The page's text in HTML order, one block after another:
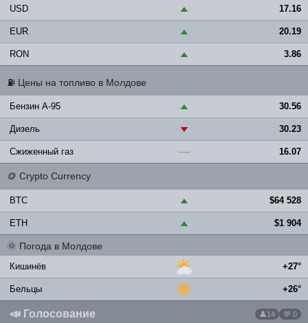
USD ▲ 17.16
EUR ▲ 20.19
RON ▲ 3.86
⛽ Цены на топливо в Молдове
Бензин A-95 ▲ 30.56
Дизель ▼ 30.23
Сжиженный газ — 16.07
🪙 Crypto Currency
BTC ▲ $64 528
ETH ▲ $1 904
🌞 Погода в Молдове
Кишинёв +27°
Бельцы +26°
📣 Голосование 14 💬 0